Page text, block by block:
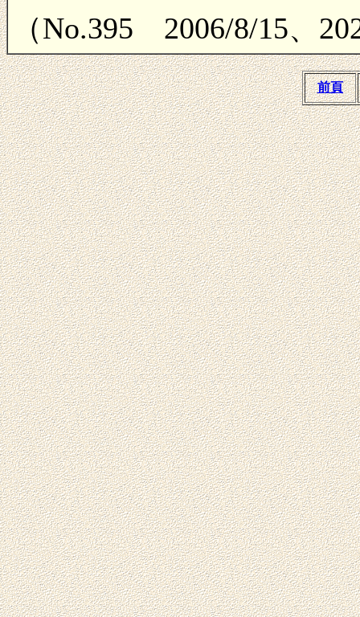
（No.395 2006/8/15、
前頁